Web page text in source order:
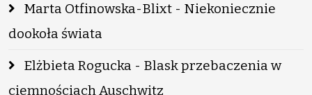
Marta Otfinowska-Blixt - Niekoniecznie
dookoła świata
Elżbieta Rogucka - Blask przebaczenia w
ciemnościach Auschwitz